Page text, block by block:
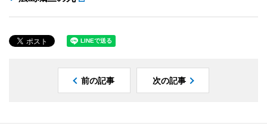
前の記事 次の記事